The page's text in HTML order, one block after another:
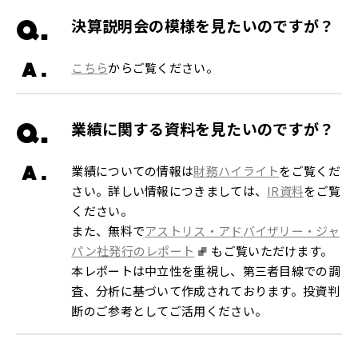
Q. 決算説明会の模様を見たいのですが？
A. こちらからご覧ください。
Q. 業績に関する資料を見たいのですが？
A. 業績についての情報は財務ハイライトをご覧くだ
さい。詳しい情報につきましては、 IR資料をご覧
ください。
また、無料でアストリス・アドバイザリー・ジャ
パン社発行のレポート
もご覧いただけます。
本レポートは中立性を重視し、第三者目線での調
査、分析に基づいて作成されております。投資判
断のご参考としてご活用ください。